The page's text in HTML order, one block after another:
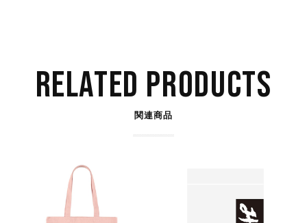
RELATED PRODUCTS
関連商品